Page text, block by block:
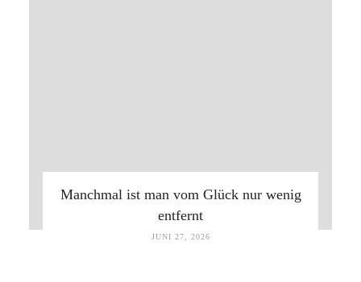
Manchmal ist man vom Glück nur wenig
entfernt
JUNI 27, 2026